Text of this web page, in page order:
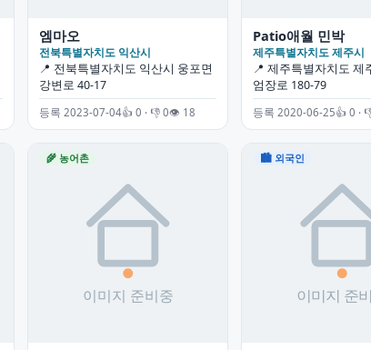
엠마오
전북특별자치도 익산시
📍 전북특별자치도 익산시 웅포면
강변로 40-17
등록 2023-07-04👍 0 · 👎 0👁 18
Patio애월 민박
제주특별자치도 제주시
📍 제주특별자치도 제
엄장로 180-79
등록 2020-06-25👍 0 ·
🌾 농어촌 🏙 외국인